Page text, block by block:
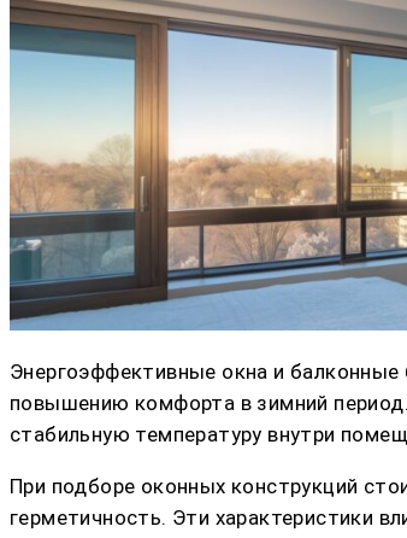
Энергоэффективные окна и
повышению комфорта в зимний
стабильную температуру внутри
При подборе оконных конструкций
герметичность. Эти характеристики